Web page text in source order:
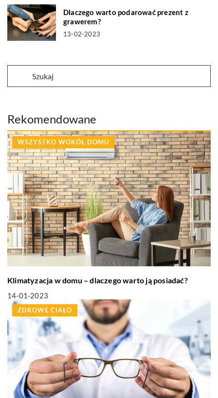
Dlaczego warto podarować prezent z
grawerem?
13-02-2023
Rekomendowane
WSZYSTKO WOKÓŁ DOMU
Klimatyzacja w domu – dlaczego warto ją posiadać?
14-01-2023
ZDROWE CIAŁO